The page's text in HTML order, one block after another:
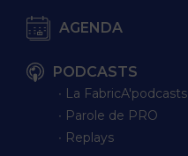
AGENDA
PODCASTS
∙ La FabricA'podcasts
∙ Parole de PRO
∙ Replays